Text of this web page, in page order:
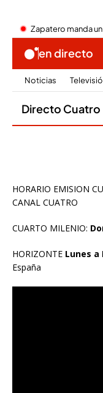
HORARIO EMISION
CANAL CUATRO
CUARTO MILENIO:
HORIZONTE Lunes a
España